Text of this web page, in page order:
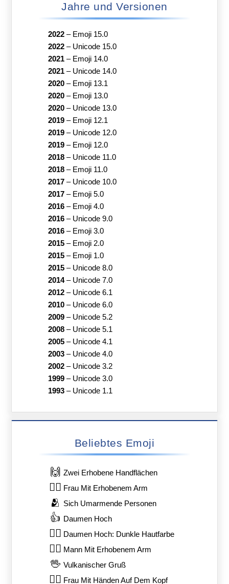
Jahre und Versionen
2022– Emoji 15.0
2022– Unicode 15.0
2021– Emoji 14.0
2021– Unicode 14.0
2020– Emoji 13.1
2020– Emoji 13.0
2020– Unicode 13.0
2019– Emoji 12.1
2019– Unicode 12.0
2019– Emoji 12.0
2018– Unicode 11.0
2018– Emoji 11.0
2017– Unicode 10.0
2017– Emoji 5.0
2016– Emoji 4.0
2016– Unicode 9.0
2016– Emoji 3.0
2015– Emoji 2.0
2015– Emoji 1.0
2015– Unicode 8.0
2014– Unicode 7.0
2012– Unicode 6.1
2010– Unicode 6.0
2009– Unicode 5.2
2008– Unicode 5.1
2005– Unicode 4.1
2003– Unicode 4.0
2002– Unicode 3.2
1999– Unicode 3.0
1993– Unicode 1.1
Beliebtes Emoji
🙌 Zwei Erhobene Handflächen
🙋‍♀️ Frau Mit Erhobenem Arm
🫂 Sich Umarmende Personen
👍 Daumen Hoch
👍🏿 Daumen Hoch: Dunkle Hautfarbe
🙋‍♂️ Mann Mit Erhobenem Arm
🖖 Vulkanischer Gruß
🙆‍♀️ Frau Mit Händen Auf Dem Kopf